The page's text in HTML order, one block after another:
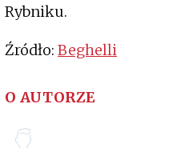
Rybniku.
Źródło: Beghelli
O AUTORZE